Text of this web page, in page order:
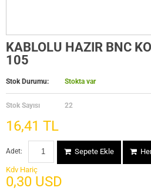
KABLOLU HAZIR BNC
105
Stok Durumu: Stokta var
Stok Sayısı 22
16,41 TL
Adet: Sepete Ekle
Kdv Hariç
0,30 USD